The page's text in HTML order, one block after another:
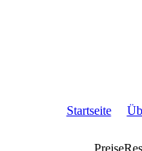
Startseite